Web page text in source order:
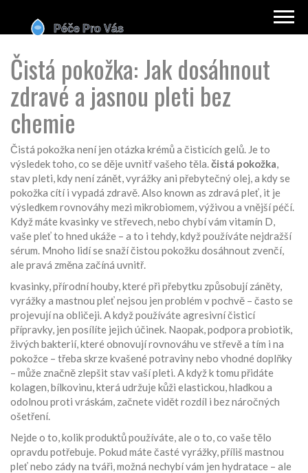
Čistá pokožka: Jak dosáhnout
zdravé a jasnou pleti bez
chemie
Čistá pokožka není jen otázka krémů a čisticích gelů. Je to
výsledek toho, co se děje uvnitř vašeho těla.čistá pokožka,
stav pleti, kdy není zánět, vyrážky ani přebytečný olej, a kdy se
pokožka cítí i vypadá zdravě. Also known as zdravá pleť, it je
výsledkem rovnováhy mezi mikrobiomem, výživou a vnější péčí.
Když máte kvasinky ve střevech, nebo chybí vám vitamín D,
vaše pleť to hned ukáže – a to i tehdy, když používáte nejdražší
sérum. Mnoho lidí se snaží čistou pokožku dosáhnout zvenčí,
ale pravá změna začíná uvnitř.
kvasinky,přírodní houby, které při přebytku způsobují záněty,
vyrážky a mastnou pleťnejsou jen problém v pochvě – často se
projevují na obličeji. A když používáte agresivní čisticí
přípravky, jen posílíte jejich účinek. Naopak, podpora probiotik,
živých bakterií, které obnovují rovnováhu ve střevě a tím i na
pokožce – třeba skrze kvašené potraviny nebo vhodné doplňky
– může značně zlepšit stav vaší pleti. A když k tomu přidáte
kolagen,bílkovinu, která udržuje kůži elastickou, hladkou a
odolnou proti vráskám, začnete vidět rozdíl i bez náročných
ošetření.
Nejde o to, kolik produktů používáte, ale o to, co vaše tělo
opravdu potřebuje. Pokud máte časté vyrážky, příliš mastnou
pleť nebo zády na tváři, možná nechybí vám jen hydratace – ale